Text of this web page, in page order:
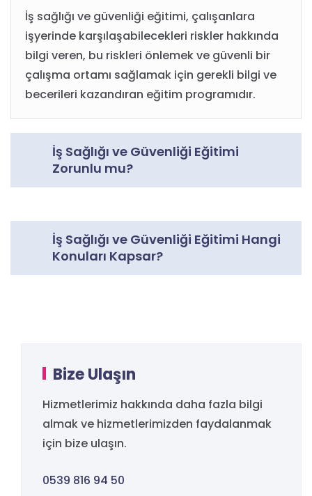
Bize Ulaşın
Hizmetlerimiz hakkında daha fazla bilgi
almak ve hizmetlerimizden faydalanmak
için bize ulaşın.
0539 816 94 50
İş sağlığı ve güvenliği eğitimi, çalışanlara
işyerinde karşılaşabilecekleri riskler hakkında
bilgi veren, bu riskleri önlemek ve güvenli bir
çalışma ortamı sağlamak için gerekli bilgi ve
becerileri kazandıran eğitim programıdır.
İş Sağlığı ve Güvenliği Eğitimi
Zorunlu mu?
İş Sağlığı ve Güvenliği Eğitimi Hangi
Konuları Kapsar?